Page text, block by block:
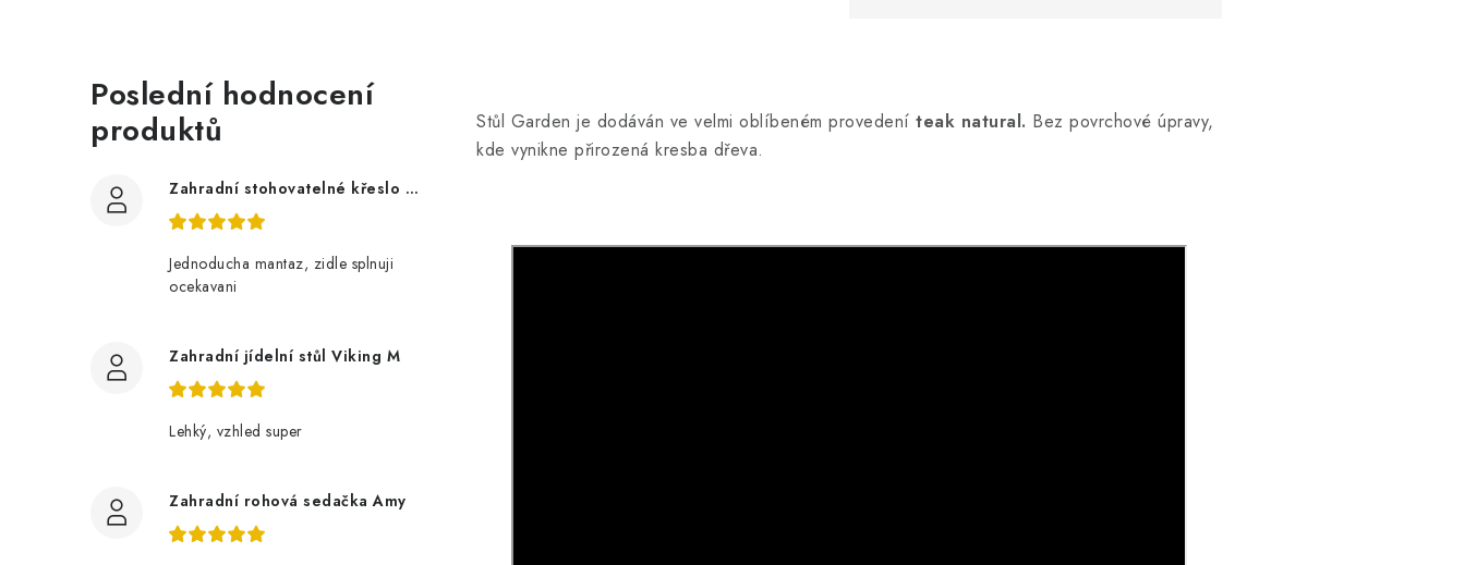
Poslední hodnocení
produktů
Zahradní stohovatelné křeslo LUCY z akácie
Jednoducha mantaz, zidle splnuji
ocekavani
Zahradní jídelní stůl Viking M
Lehký, vzhled super
Zahradní rohová sedačka Amy
Stůl Garden je dodáván ve velmi oblíbeném provedení teak natural. Bez povrchové úpravy,
kde vynikne přirozená kresba dřeva.